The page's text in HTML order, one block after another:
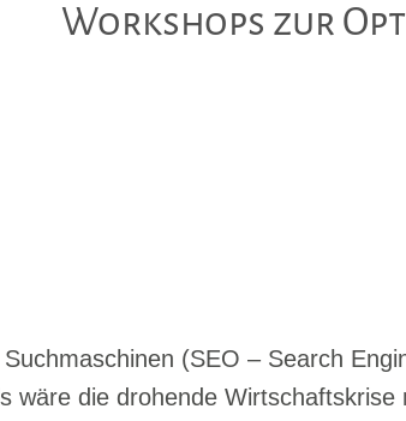
Workshops zur
(SEO – Search
wäre die drohende Wirtschaftskrise